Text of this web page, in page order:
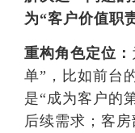
为“客户价值职
重构角色定位：
单”，比如前台
是“成为客户的
后续需求；客